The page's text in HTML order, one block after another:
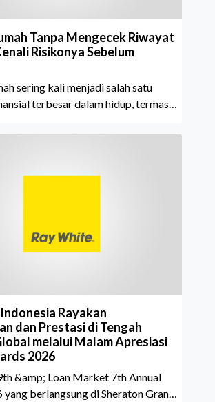
Tanpa Mengecek Riwayat
Risikonya Sebelum
sering kali menjadi salah satu
terbesar dalam hidup, termasuk
kepemilikan hunian maupun
riwaya
Rayakan
dan Prestasi di Tengah
melalui Malam Apresiasi
2026
&amp; Loan Market 7th Annual
berlangsung di Sheraton Grand